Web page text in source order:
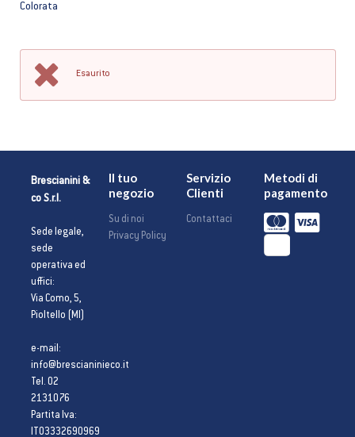
Colorata
Esaurito
Brescianini &
co S.r.l.
Sede legale,
sede
operativa ed
uffici:
Via Como, 5,
Pioltello (MI)
e-mail:
info@brescianinieco.it
Tel. 02
2131076
Partita Iva:
IT03332690969
Il tuo
negozio
Su di noi
Privacy Policy
Servizio
Clienti
Contattaci
Metodi di
pagamento